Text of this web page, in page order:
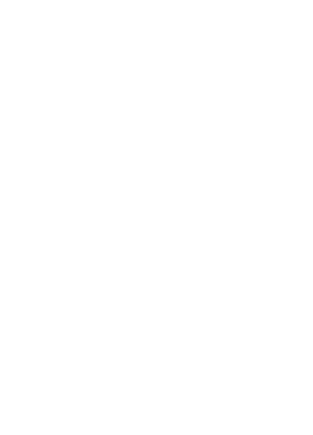
Er du godt forberedt på hva
noe mangler. Her får du en